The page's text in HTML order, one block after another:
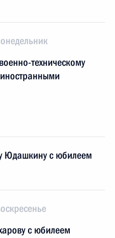
техническому
иностранными
Юдашкину с юбилеем
с юбилеем